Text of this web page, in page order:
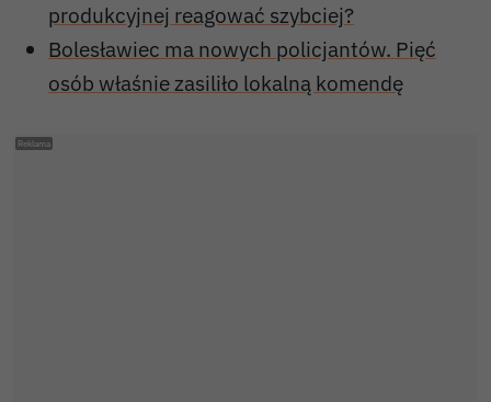
produkcyjnej reagować szybciej?
Bolesławiec ma nowych policjantów. Pięć
osób właśnie zasiliło lokalną komendę